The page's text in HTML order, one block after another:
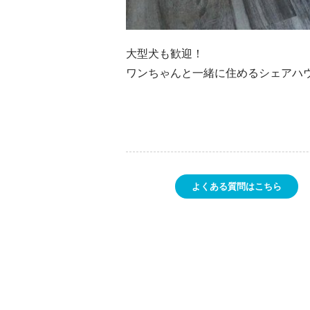
大型犬も歓迎！
ワンちゃんと一緒に住めるシェアハ
よくある質問はこちら